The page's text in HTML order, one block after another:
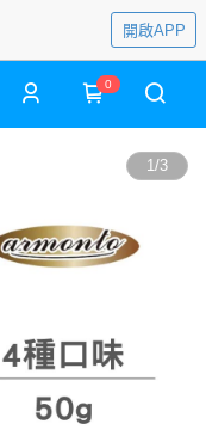
開啟APP
0
1/3